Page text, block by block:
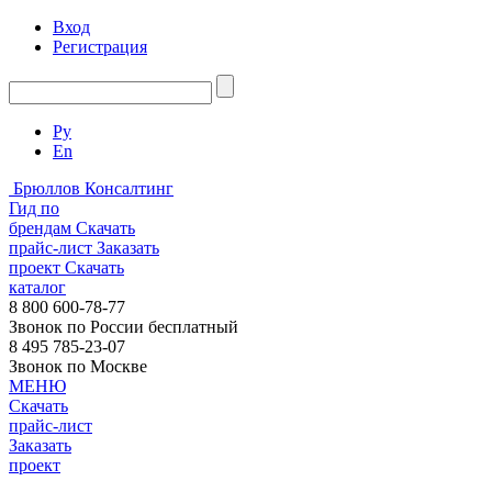
Вход
Регистрация
Ру
En
Брюллов Консалтинг
Гид по
брендам Скачать
прайс-лист Заказать
проект Скачать
каталог
8 800 600-78-77
Звонок по России бесплатный
8 495 785-23-07
Звонок по Москве
МЕНЮ
Скачать
прайс-лист
Заказать
проект